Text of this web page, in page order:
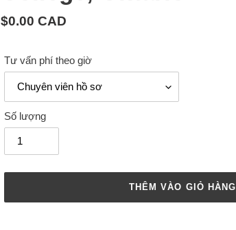
Giá
thông
$0.00 CAD
Tư vấn phí theo giờ
Số lượng
THÊM VÀO GIỎ HÀNG